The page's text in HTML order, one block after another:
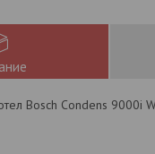
Bosch Condens 9000i